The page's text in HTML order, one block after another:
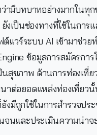
ามีบทบาทอย่างมากในทุก
เป็นช่องทางที่ใช้ในการ
แวร์ระบบ AI เข้ามาช่วย
ข้อมูลการสมัครการ
นสุขภาพ ด้านการท่องเที่
าต่อยอดแหล่งท่องเที่ยว
มีถูกใช้ในการสำรวจปร
และประเมินความน่าจ